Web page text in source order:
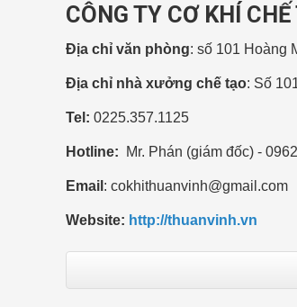
CÔNG TY CƠ KHÍ
Địa chỉ văn phòng: số 101 Hoàng
Địa chỉ nhà xưởng chế tạo: Số
Tel: 0225.357.1125
Hotline: Mr. Phán (giám đốc) -
Email : cokhithuanvinh@gmail.com
Website: http://thuanvinh.vn